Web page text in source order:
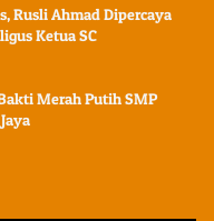
Rusli Ahmad Dipercaya
Ketua SC
Merah Putih SMP